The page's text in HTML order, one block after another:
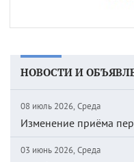
НОВОСТИ И
08 июль 2026, Среда
Изменение приёма
03 июнь 2026, Среда